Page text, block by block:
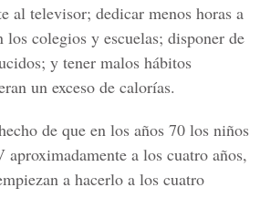
al televisor; dedicar menos horas a
colegios y escuelas; disponer de
y tener malos hábitos
un exceso de calorías.
de que en los años 70 los niños
aproximadamente a los cuatro años,
a hacerlo a los cuatro